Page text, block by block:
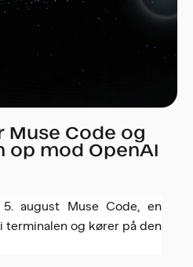
Muse Code og
op mod OpenAI
august Muse Code, en
terminalen og kører på den